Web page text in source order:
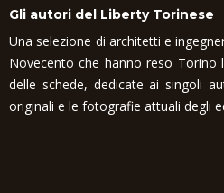
Gli autori del Liberty Torinese
Una selezione di architetti e
Novecento che hanno reso Torino
delle schede, dedicate ai singoli
originali e le fotografie attuali degli